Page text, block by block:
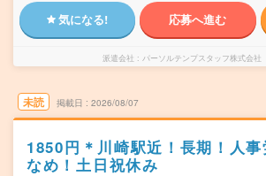
気になる! 応募へ進む
派遣会社 パーソルテンプスタッフ株式会
未読 掲載日 2026/08/07
1850円＊川崎駅近！長期！人
なめ！土日祝休み